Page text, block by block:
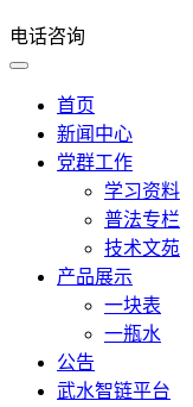
电话咨询
首页
新闻中心
党群工作
学习资料
普法专栏
技术文苑
产品展示
一块表
一瓶水
公告
武水智链平台